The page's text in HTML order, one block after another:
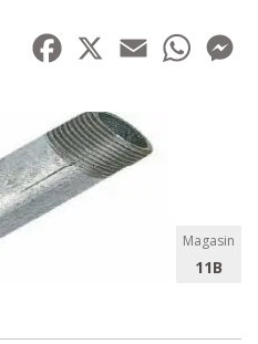
Facebook
Email
Magasin
11B